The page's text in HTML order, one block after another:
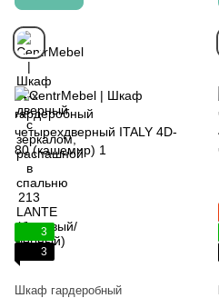
3
3
Шкаф гардеробный